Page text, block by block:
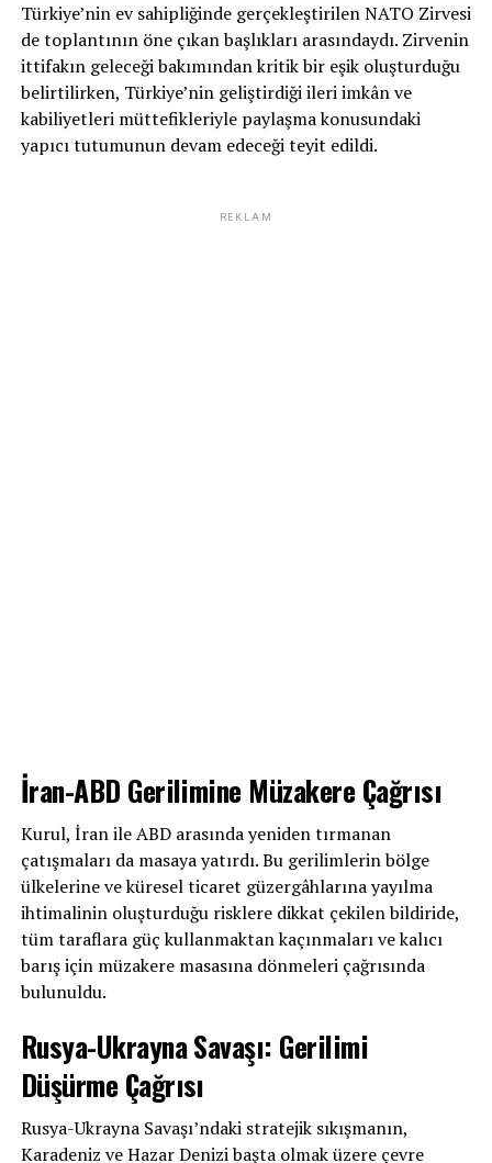
Türkiye’nin ev sahipliğinde gerçekleştirilen NATO Zirvesi
de toplantının öne çıkan başlıkları arasındaydı. Zirvenin
ittifakın geleceği bakımından kritik bir eşik oluşturduğu
belirtilirken, Türkiye’nin geliştirdiği ileri imkân ve
kabiliyetleri müttefikleriyle paylaşma konusundaki
yapıcı tutumunun devam edeceği teyit edildi.
REKLAM
İran-ABD Gerilimine Müzakere Çağrısı
Kurul, İran ile ABD arasında yeniden tırmanan
çatışmaları da masaya yatırdı. Bu gerilimlerin bölge
ülkelerine ve küresel ticaret güzergâhlarına yayılma
ihtimalinin oluşturduğu risklere dikkat çekilen bildiride,
tüm taraflara güç kullanmaktan kaçınmaları ve kalıcı
barış için müzakere masasına dönmeleri çağrısında
bulunuldu.
Rusya-Ukrayna Savaşı: Gerilimi
Düşürme Çağrısı
Rusya-Ukrayna Savaşı’ndaki stratejik sıkışmanın,
Karadeniz ve Hazar Denizi başta olmak üzere çevre